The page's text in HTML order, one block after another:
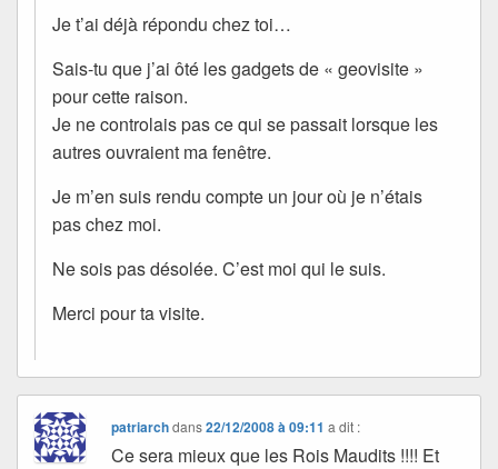
Je t’ai déjà répondu chez toi…
Sais-tu que j’ai ôté les gadgets de « geovisite »
pour cette raison.
Je ne controlais pas ce qui se passait lorsque les
autres ouvraient ma fenêtre.
Je m’en suis rendu compte un jour où je n’étais
pas chez moi.
Ne sois pas désolée. C’est moi qui le suis.
Merci pour ta visite.
patriarchdans22/12/2008 à 09:11 a dit :
Ce sera mieux que les Rois Maudits !!!! Et